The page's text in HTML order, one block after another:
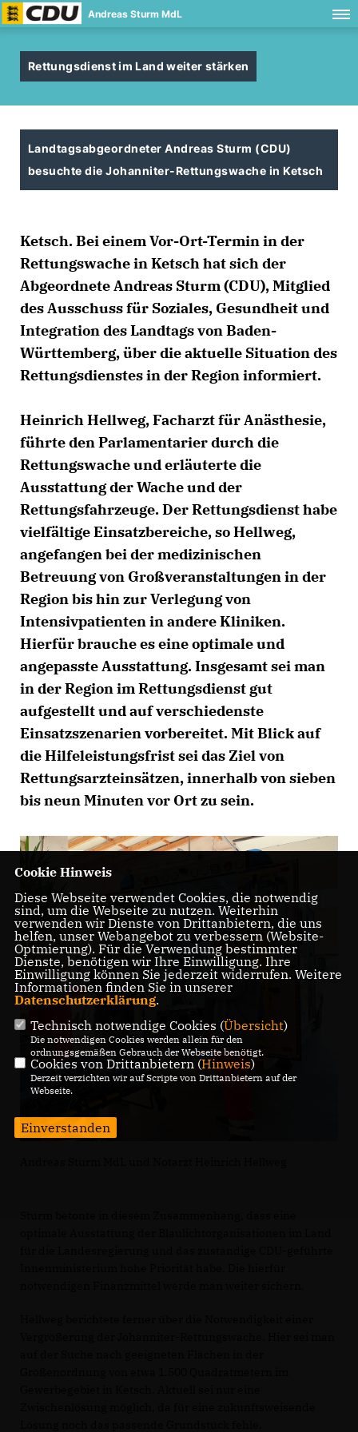
Andreas Sturm MdL
Rettungsdienst im Land weiter stärken
Landtagsabgeordneter Andreas Sturm (CDU)
besuchte die Johanniter-Rettungswache in Ketsch
Ketsch. Bei einem Vor-Ort-Termin in der
Rettungswache in Ketsch hat sich der
Abgeordnete Andreas Sturm (CDU), Mitglied
des Ausschuss für Soziales, Gesundheit und
Integration des Landtags von Baden-
Württemberg, über die aktuelle Situation des
Rettungsdienstes in der Region informiert.
Heinrich Hellweg, Facharzt für Anästhesie,
führte den Parlamentarier durch die
Rettungswache und erläuterte die
Ausstattung der Wache und der
Rettungsfahrzeuge. Der Rettungsdienst habe
vielfältige Einsatzbereiche, so Hellweg,
angefangen bei der medizinischen
Betreuung von Großveranstaltungen in der
Region bis hin zur Verlegung von
Intensivpatienten in andere Kliniken.
Hierfür brauche es eine optimale und
angepasste Ausstattung. Insgesamt sei man
in der Region im Rettungsdienst gut
aufgestellt und auf verschiedenste
Einsatzszenarien vorbereitet. Mit Blick auf
die Hilfeleistungsfrist sei das Ziel von
Rettungsarzteinsätzen, innerhalb von sieben
bis neun Minuten vor Ort zu sein.
Cookie Hinweis
Diese Webseite verwendet Cookies, die notwendig
sind, um die Webseite zu nutzen. Weiterhin
verwenden wir Dienste von Drittanbietern, die uns
helfen, unser Webangebot zu verbessern (Website-
Optmierung). Für die Verwendung bestimmter
Dienste, benötigen wir Ihre Einwilligung. Ihre
Einwilligung können Sie jederzeit widerrufen. Weitere
Informationen finden Sie in unserer
Datenschutzerklärung.
Technisch notwendige Cookies (Übersicht)
Die notwendigen Cookies werden allein für den
ordnungsgemäßen Gebrauch der Webseite benötigt.
Cookies von Drittanbietern (Hinweis)
Derzeit verzichten wir auf Scripte von Drittanbietern auf der
Webseite.
Einverstanden